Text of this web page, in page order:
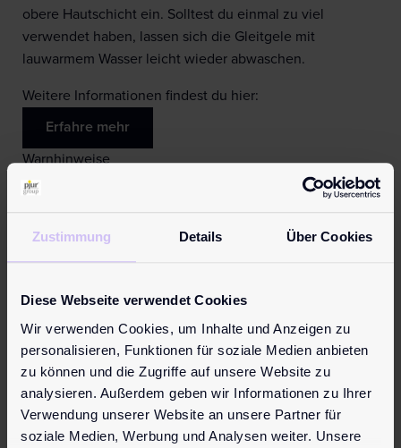
Zustimmung Details Über Cookies
Diese Webseite verwendet Cookies
Wir verwenden Cookies, um Inhalte und Anzeigen zu
personalisieren, Funktionen für soziale Medien anbieten
zu können und die Zugriffe auf unsere Website zu
analysieren. Außerdem geben wir Informationen zu Ihrer
Verwendung unserer Website an unsere Partner für
soziale Medien, Werbung und Analysen weiter. Unsere
obere Hautschicht ein. Solltest du einmal zu viel
verwendet haben, lassen sich die Gleitgele mit
lauwarmem Wasser leicht wieder abwaschen.
Weitere Informationen findest du hier:
Erfahre mehr
Warnhinweise
Kontakt mit den Augen, gereizter Haut oder
Bei andauernden Irritationen Arzt konsultieren
Außer Reichweite von Kindern aufbewahren
Nicht spermizid
Solltest du Gründe dafür haben, dass ein
schwerwiegender Vorfall im Zusammenhang mit der
Anwendung eines pjur Produkts aufgetreten ist, melde
dies bitte an die
pjur group